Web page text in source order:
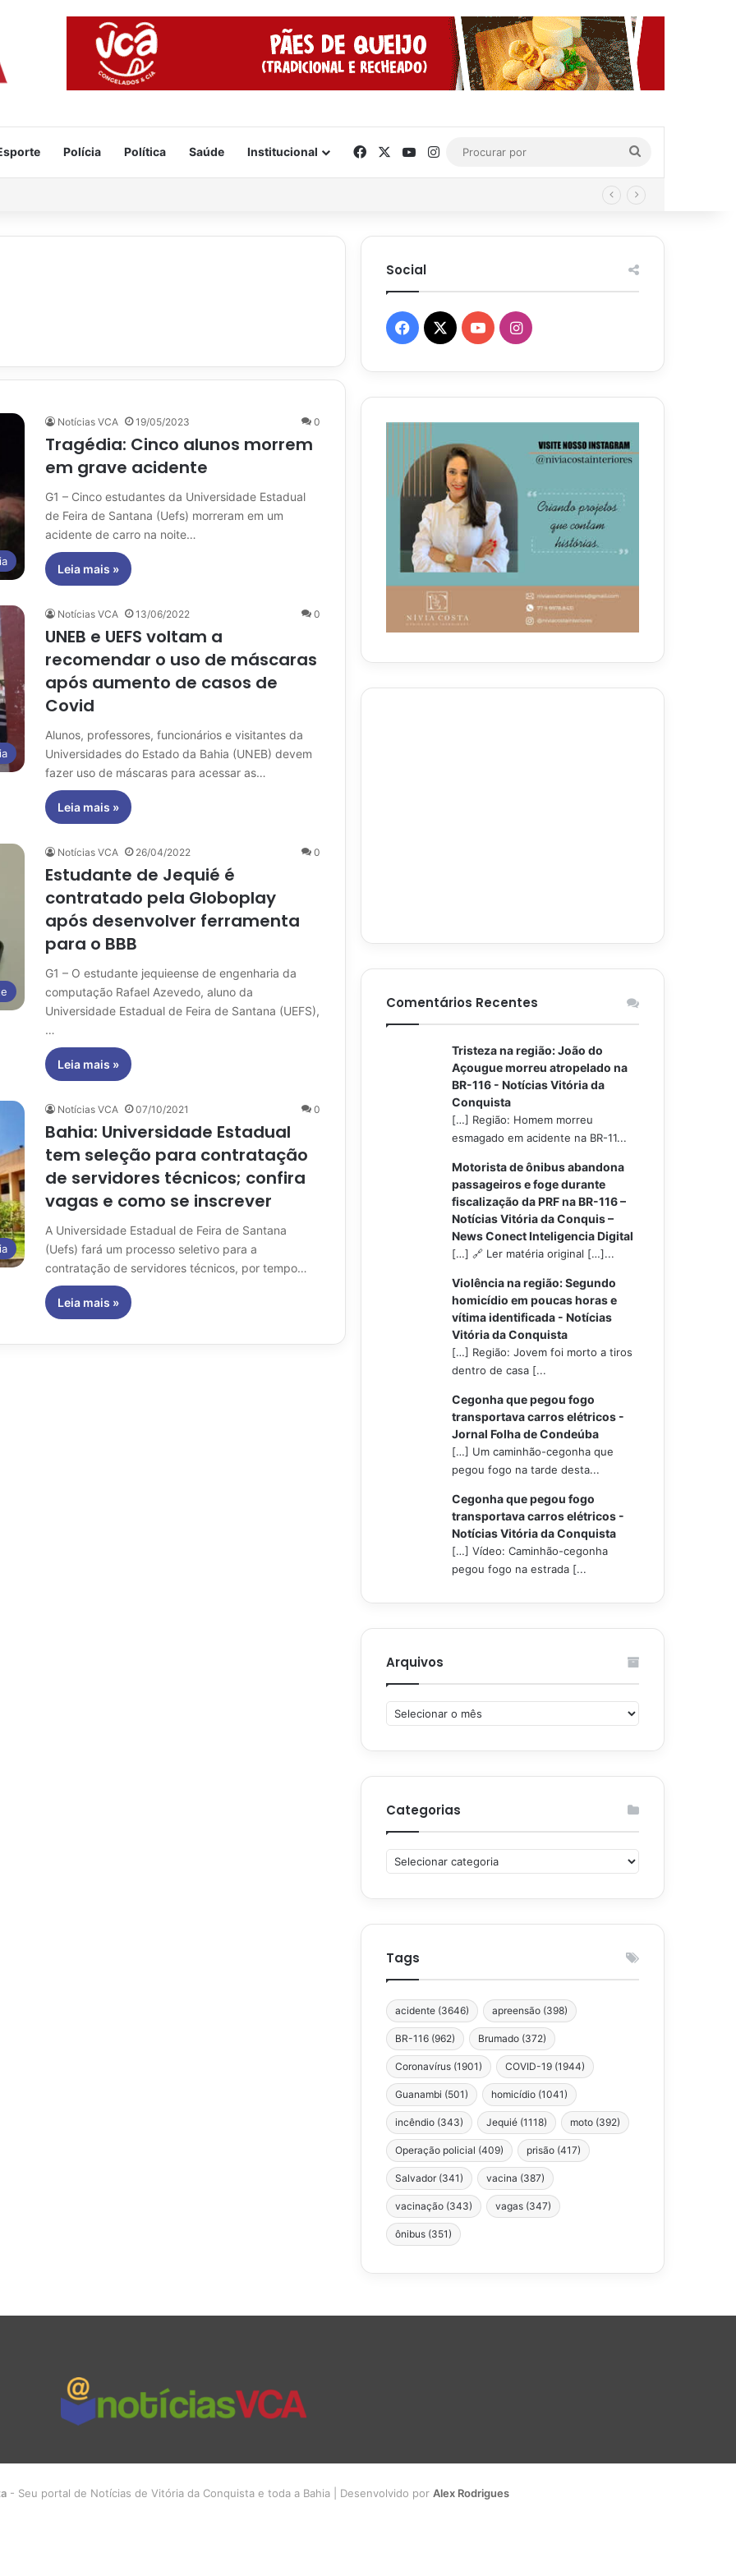
Polícia Política Saúde Institucional FacebookYouTube
Instagram
por
Notícias VCA 19/05/2023 0
Tragédia: Cinco alunos morrem
em grave acidente
G1 – Cinco estudantes da Universidade Estadual
de Feira de Santana (Uefs) morreram em um
acidente de carro na noite…
Leia mais »
Notícias VCA 13/06/2022 0
UNEB e UEFS voltam a
recomendar o uso de máscaras
após aumento de casos de
Covid
Alunos, professores, funcionários e visitantes da
Universidades do Estado da Bahia (UNEB) devem
fazer uso de máscaras para acessar as…
Leia mais »
Notícias VCA 26/04/2022 0
Estudante de Jequié é
contratado pela Globoplay
após desenvolver ferramenta
para o BBB
G1 – O estudante jequieense de engenharia da
computação Rafael Azevedo, aluno da
Universidade Estadual de Feira de Santana (UEFS),
…
Leia mais »
Notícias VCA 07/10/2021 0
Bahia: Universidade Estadual
tem seleção para contratação
de servidores técnicos; confira
vagas e como se inscrever
A Universidade Estadual de Feira de Santana
(Uefs) fará um processo seletivo para a
contratação de servidores técnicos, por tempo…
Leia mais »
Social
Facebook
X YouTubeInstagram
Comentários Recentes
Tristeza na região: João do
Açougue morreu atropelado na
BR-116 - Notícias Vitória da
Conquista
[…] Região: Homem morreu
esmagado em acidente na BR-11...
Motorista de ônibus abandona
passageiros e foge durante
fiscalização da PRF na BR-116 –
Notícias Vitória da Conquis –
News Conect Inteligencia Digital
[…] 🔗 Ler matéria original […]...
Violência na região: Segundo
homicídio em poucas horas e
vítima identificada - Notícias
Vitória da Conquista
[…] Região: Jovem foi morto a tiros
dentro de casa [...
Cegonha que pegou fogo
transportava carros elétricos -
Jornal Folha de Condeúba
[…] Um caminhão-cegonha que
pegou fogo na tarde desta...
Cegonha que pegou fogo
transportava carros elétricos -
Notícias Vitória da Conquista
[…] Vídeo: Caminhão-cegonha
pegou fogo na estrada [...
Arquivos
Arquivos
Categorias
Categorias
Tags
acidente (3646) apreensão (398)
BR-116 (962) Brumado (372)
Coronavírus (1901) COVID-19 (1944)
Guanambi (501) homicídio (1041)
incêndio (343) Jequié (1118) moto (392)
Operação policial (409) prisão (417)
Salvador (341) vacina (387)
vacinação (343) vagas (347)
ônibus (351)
- Seu portal de Notícias de Vitória da Conquista e toda a Bahia | Desenvolvido por Alex Rodrigues